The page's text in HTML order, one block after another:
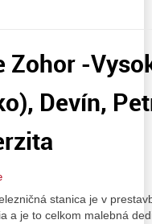
Zohor -
Devín,
stanica je v
a je to celkom malebná